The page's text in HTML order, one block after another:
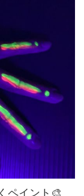
ペイント🎨